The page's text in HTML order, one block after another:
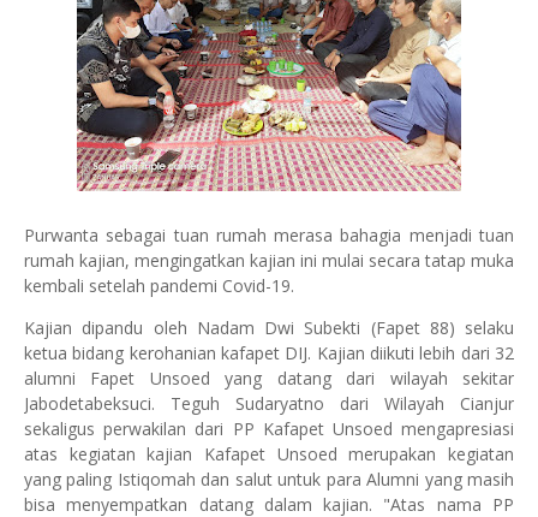
Purwanta sebagai tuan rumah merasa bahagia menjadi tuan
rumah kajian, mengingatkan kajian ini mulai secara tatap muka
kembali setelah pandemi Covid-19.
Kajian dipandu oleh Nadam Dwi Subekti (Fapet 88) selaku
ketua bidang kerohanian kafapet DIJ. Kajian diikuti lebih dari 32
alumni Fapet Unsoed yang datang dari wilayah sekitar
Jabodetabeksuci. Teguh Sudaryatno dari Wilayah Cianjur
sekaligus perwakilan dari PP Kafapet Unsoed mengapresiasi
atas kegiatan kajian Kafapet Unsoed merupakan kegiatan
yang paling Istiqomah dan salut untuk para Alumni yang masih
bisa menyempatkan datang dalam kajian. "Atas nama PP